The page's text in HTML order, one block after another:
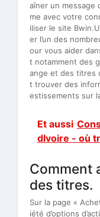
aîner un message
me avec votre
iliser le site
er l’un des
our vous aider
t notamment des
ange et des titres
t trouver des
estissements sur
Et aussi
dIvoire - où
Comment
des titres.
Sur la page «
iété d’options